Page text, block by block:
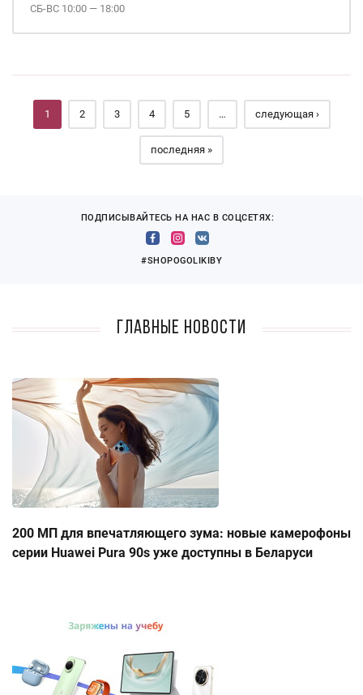
СБ-ВС 10:00 — 18:00
Страницы
1 2 3 4 5 … следующая ›
последняя »
ПОДПИСЫВАЙТЕСЬ НА НАС В СОЦСЕТЯХ:
#SHOPOGOLIKIBY
Главные новости
200 МП для впечатляющего зума: новые камерофоны
серии Huawei Pura 90s уже доступны в Беларуси